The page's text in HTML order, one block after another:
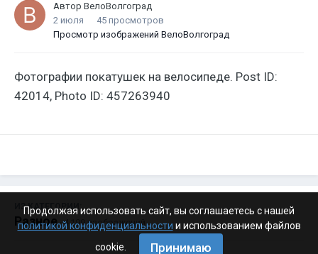
Автор ВелоВолгоград
2 июля
45 просмотров
Просмотр изображений ВелоВолгоград
Фотографии покатушек на велосипеде. Post ID:
42014, Photo ID: 457263940
ИЗ КАТЕГОРИИ:
Разное · 4 199 изображений
Продолжая использовать сайт, вы соглашаетесь с нашей
политикой конфиденциальности и использованием файлов
cookie.
Принимаю